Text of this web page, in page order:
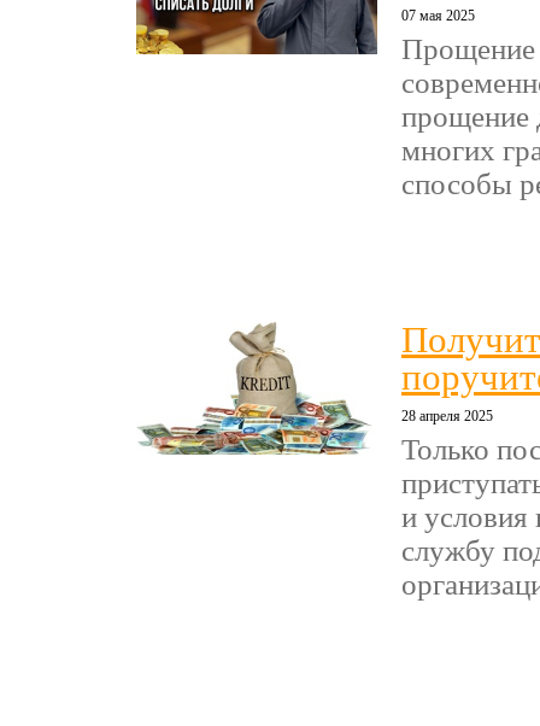
07 мая 2025
Прощение
прощение
многих
способы
28 апреля 2025
Только
и условия
службу